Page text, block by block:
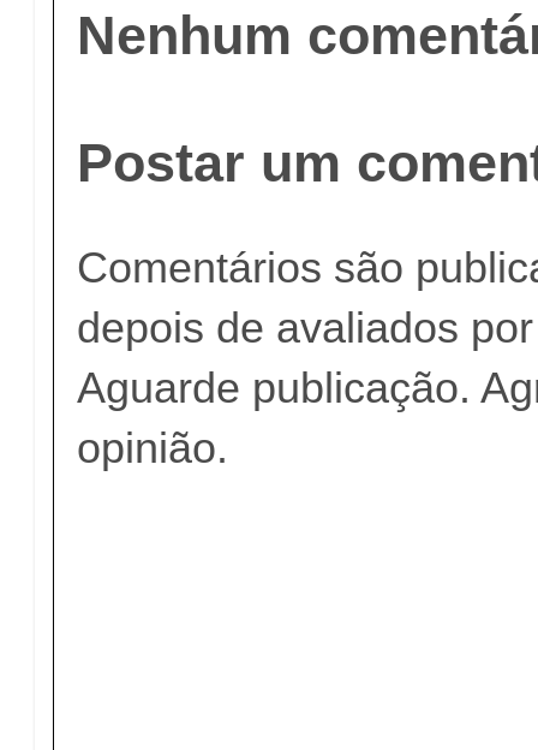
Nenhum
Postar um
Comentários são
depois de avaliados
Aguarde publicação.
opinião.